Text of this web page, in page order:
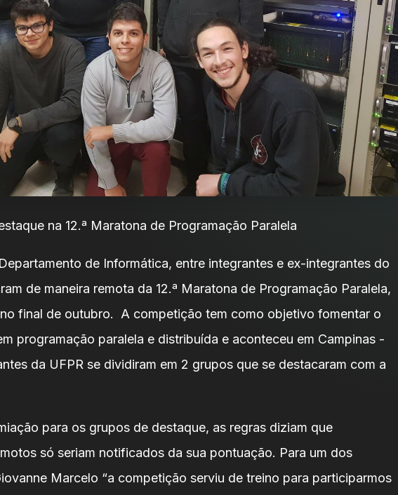
na 12.ª Maratona de Programação Paralela
de Informática, entre integrantes e ex-integrantes do
de maneira remota da 12.ª Maratona de Programação Paralela,
final de outubro. A competição tem como objetivo fomentar o
programação paralela e distribuída e aconteceu em Campinas -
da UFPR se dividiram em 2 grupos que se destacaram com a
para os grupos de destaque, as regras diziam que
só seriam notificados da sua pontuação. Para um dos
Marcelo “a competição serviu de treino para participarmos